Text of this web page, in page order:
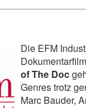
Die EFM
of The Doc
Genres trotz
Marc Bauder,